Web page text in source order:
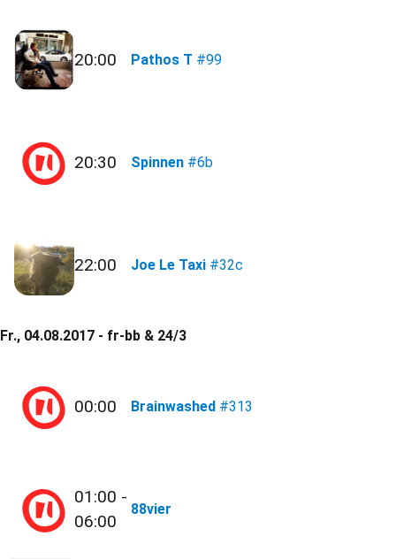
20:00 Pathos T #99
20:30 Spinnen #6b
22:00 Joe Le Taxi #32c
Fr., 04.08.2017 - fr-bb & 24/3
00:00 Brainwashed #313
01:00 -
06:00
88vier